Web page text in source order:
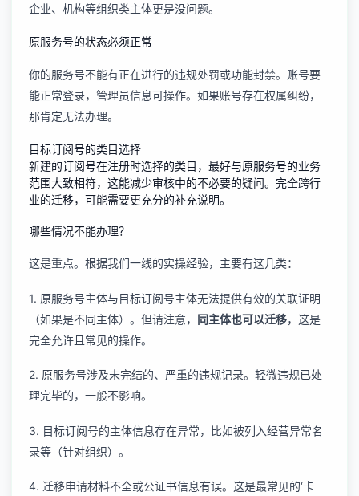
企业、机构等组织类主体更是没问题。
原服务号的状态必须正常
你的服务号不能有正在进行的违规处罚或功能封禁。账号要
能正常登录，管理员信息可操作。如果账号存在权属纠纷，
那肯定无法办理。
目标订阅号的类目选择
新建的订阅号在注册时选择的类目，最好与原服务号的业务
范围大致相符，这能减少审核中的不必要的疑问。完全跨行
业的迁移，可能需要更充分的补充说明。
哪些情况不能办理？
这是重点。根据我们一线的实操经验，主要有这几类：
1. 原服务号主体与目标订阅号主体无法提供有效的关联证明
（如果是不同主体）。但请注意， 同主体也可以迁移，这是
完全允许且常见的操作。
2. 原服务号涉及未完结的、严重的违规记录。轻微违规已处
理完毕的，一般不影响。
3. 目标订阅号的主体信息存在异常，比如被列入经营异常名
录等（针对组织）。
4. 迁移申请材料不全或公证书信息有误。这是最常见的‘卡